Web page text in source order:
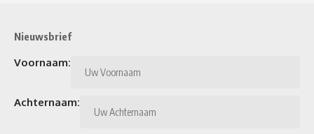
Nieuwsbrief
Voornaam:
Achternaam: